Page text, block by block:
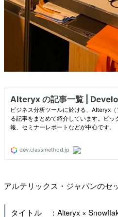
アルテリックス・ジャパンのセ
タイトル ：Alteryx ×